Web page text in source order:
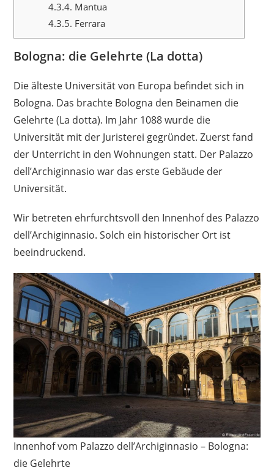
4.3.4. Mantua
4.3.5. Ferrara
Bologna: die Gelehrte (La dotta)
Die älteste Universität von Europa befindet sich in
Bologna. Das brachte Bologna den Beinamen die
Gelehrte (La dotta). Im Jahr 1088 wurde die
Universität mit der Juristerei gegründet. Zuerst fand
der Unterricht in den Wohnungen statt. Der Palazzo
dell’Archiginnasio war das erste Gebäude der
Universität.
Wir betreten ehrfurchtsvoll den Innenhof des Palazzo
dell’Archiginnasio. Solch ein historischer Ort ist
beeindruckend.
Innenhof vom Palazzo dell’Archiginnasio – Bologna:
die Gelehrte